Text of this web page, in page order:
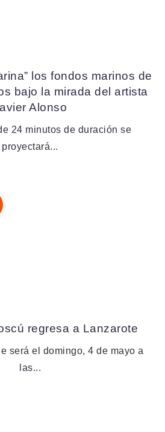
los fondos marinos de
bajo la mirada del artista
Alonso
24 minutos de duración se
proyectará...
regresa a Lanzarote
será el domingo, 4 de mayo a
las...